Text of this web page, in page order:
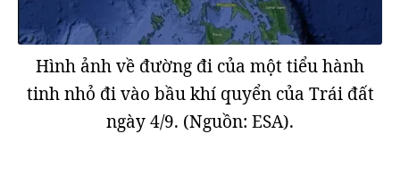
Hình ảnh về đường đi của một tiểu hành
tinh nhỏ đi vào bầu khí quyển của Trái đất
ngày 4/9. (Nguồn: ESA).